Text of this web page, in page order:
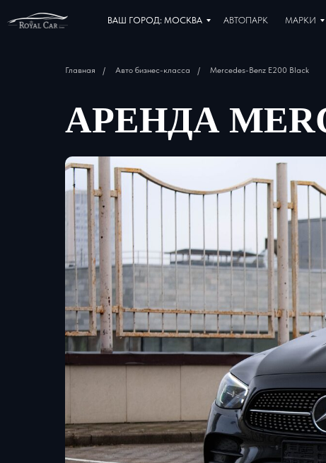
АВТОПАРК МАРКИ
ВАШ ГОРОД: МОСКВА
Главная / Авто бизнес-класса / Mercedes-Benz E200 Black
АРЕНДА